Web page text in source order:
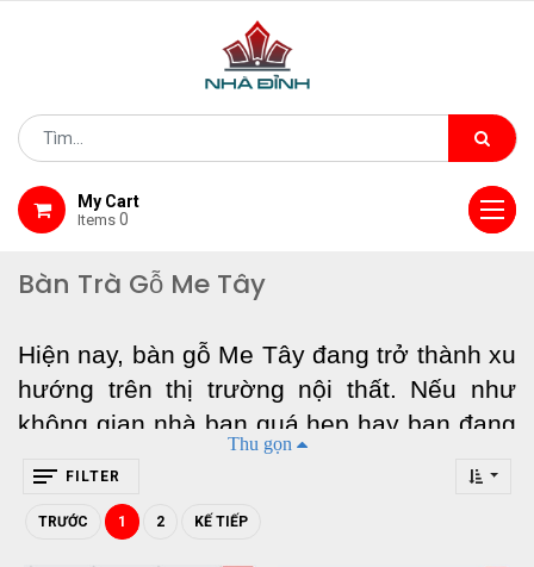
My Cart
Items 0
Bàn Trà Gỗ Me Tây
Hiện nay, bàn gỗ Me Tây đang trở thành xu
hướng trên thị trường nội thất. Nếu như
không gian nhà bạn quá hẹp hay bạn đang
muốn tìm một nội thất nhỏ đẹp để trong
phòng khách,... thì bàn Sofa - bàn trà gỗ
Me Tây chính là món không thể thiếu. Hãy
Thu gọn
FILTER
TRƯỚC 1 2 KẾ TIẾP